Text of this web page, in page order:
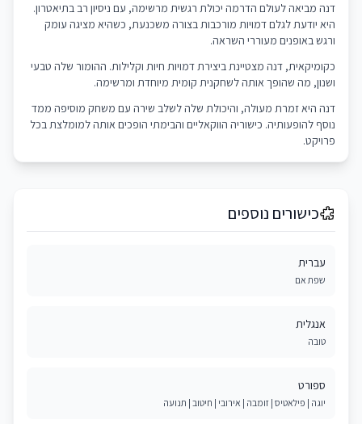
דנה מביאה לעולם הדרמה יכולת רגשית מרשימה, עם ניסיון רב בתיאטרון.
היא יודעת לגלם דמויות מורכבות בצורה משכנעת, כשהיא מציגה עומק
ורגש באופנים מעוררי השראה.
כקומיקאית, דנה מצטיינת ביצירת דמויות חיות וקלילות. ההומור שלה טבעי
ושנון, מה שהופך אותה לשחקנית קומית מיוחדת ומרשימה.
דנה היא זמרת מעולה, והיכולת שלה לשלב שירה עם משחק מוסיפה ממד
נוסף להופעותיה. כישוריה הווקאליים והבימתי הופכים אותה למומלצת בכל
פרויקט.
כישורים נוספים
עברית
שפת אם
אנגלית
טובה
ספורט
יוגה | פילאטיס | זומבה | אירובי | חיטוב | תנועה